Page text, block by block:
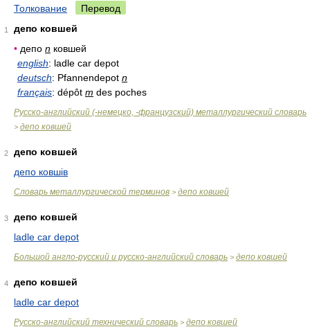
Толкование Перевод
1
депо ковшей
• депо n ковшей
english: ladle car depot
deutsch: Pfannendepot n
français: dépôt m des poches
Русско-английский (-немецко, -французский) металлургический словарь
> депо ковшей
2
депо ковшей
депо ковшів
Словарь металлургической терминов > депо ковшей
3
депо ковшей
ladle car depot
Большой англо-русский и русско-английский словарь > депо ковшей
4
депо ковшей
ladle car depot
Русско-английский технический словарь > депо ковшей